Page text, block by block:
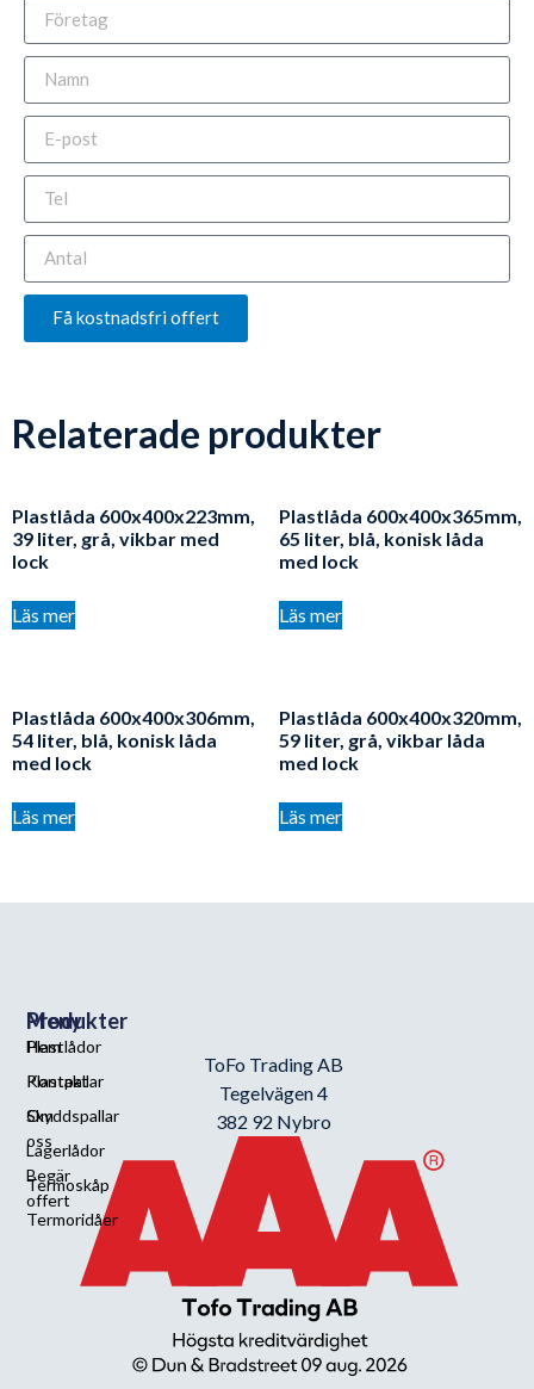
Få kostnadsfri offert
Relaterade produkter
Plastlåda 600x400x223mm,
39 liter, grå, vikbar med
lock
Läs mer
Plastlåda 600x400x365mm,
65 liter, blå, konisk låda
med lock
Läs mer
Plastlåda 600x400x306mm,
54 liter, blå, konisk låda
med lock
Läs mer
Plastlåda 600x400x320mm,
59 liter, grå, vikbar låda
med lock
Läs mer
Meny
Hem
Kontakt
Om
oss
Begär
offert
Produkter
Plastlådor
Plastpallar
Skyddspallar
Lagerlådor
Termoskåp
Termoridåer
ToFo Trading AB
Tegelvägen 4
382 92 Nybro